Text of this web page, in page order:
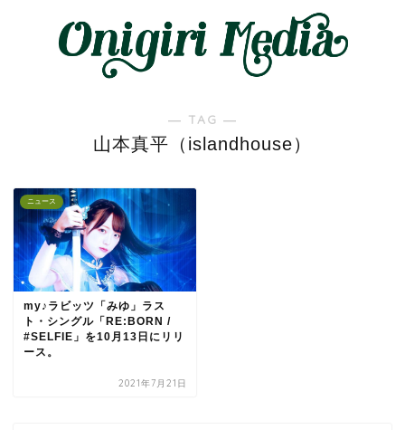
― TAG ―
山本真平（islandhouse）
ニュース
my♪ラビッツ「みゆ」ラス
ト・シングル「RE:BORN /
#SELFIE」を10月13日にリリ
ース。
2021年7月21日